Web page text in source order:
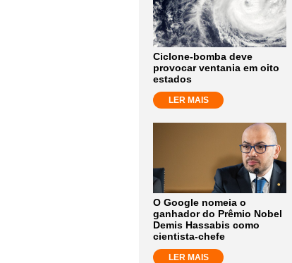
Ciclone-bomba deve
provocar ventania em oito
estados
LER MAIS
O Google nomeia o
ganhador do Prêmio Nobel
Demis Hassabis como
cientista-chefe
LER MAIS